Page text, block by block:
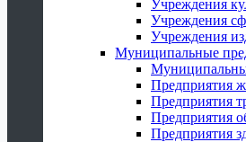
Учреждения
Учреждения
Учреждения
Муниципальные
Предприятия
Предприятия
Предприятия
Предприятия